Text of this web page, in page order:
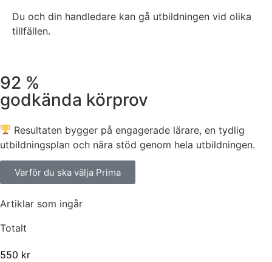
Du och din handledare kan gå utbildningen vid olika
tillfällen.
92 %
godkända körprov
Resultaten bygger på engagerade lärare, en tydlig
utbildningsplan och nära stöd genom hela utbildningen.
Varför du ska välja Prima
Artiklar som ingår
Totalt
550 kr